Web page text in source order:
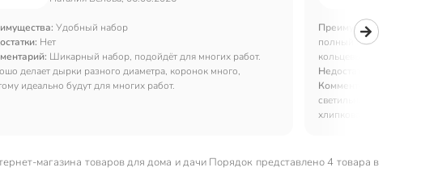
Удобный набор
Нет
Шикарный набор, подойдёт для многих работ.
делает дырки разного диаметра, коронок много,
идеально будут для многих работ.
Преимущества:
полный комплект -
кольцевых пил. Купил
Недостатки:
Комментарий:
светильников в
хлипковата, но
магазина товаров для дома и дачи Порядок представлено 4 товара в